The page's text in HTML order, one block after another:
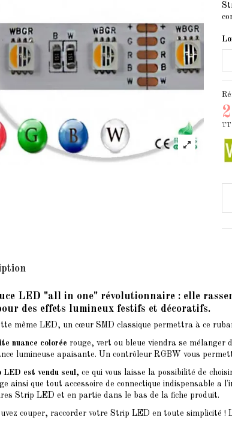
LED "all in one" révolutionnaire : elle
des effets lumineux festifs et décoratifs.
même LED, un cœur SMD classique permettra à ce
nuance colorée rouge, vert ou bleue viendra se mélanger
lumineuse apaisante. Un contrôleur RGBW vous
LED est vendu seul, ce qui vous laisse la possibilité de
ainsi que tout accessoire de connectique indispensable
Strip LED et en partie dans le bas de la fiche produit.
couper, raccorder votre Strip LED en toute simplicité